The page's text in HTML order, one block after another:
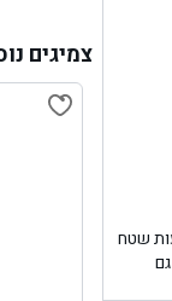
שטח
צמיגים